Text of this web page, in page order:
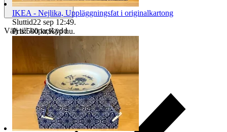
Välj till köparskydd
IKEA - Nejlika, Uppläggningsfat i originalkartong
Sluttid22 sep 12:49.
Pris:500 kr,Köp nu.